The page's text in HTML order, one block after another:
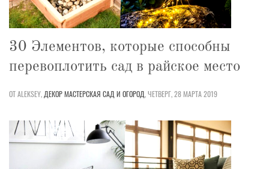
30 Элементов, которые способны
перевоплотить сад в райское место
ОТ ALEKSEY, ДЕКОРМАСТЕРСКАЯ САД И ОГОРОД,ЧЕТВЕРГ, 28 МАРТА 2019